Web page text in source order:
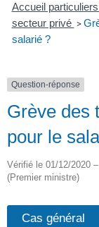
Accueil particuliers
secteur privé >
salarié ?
Question-réponse
Grève des
pour le
Vérifié le 01/12/2020
(Premier ministre)
Cas général